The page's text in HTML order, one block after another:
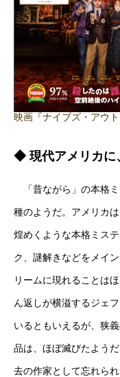
映画『ナイブズ・アウ
◆ 現代アメリカに
「昔ながら」の本格
種のようだ。アメリカ
煌めくような本格ミス
ク、謎解きなどをメイ
リームに現れることは
ん返しが横溢するジェ
いるともいえるが、狭
品は、ほぼ滅びたよう
去の作家として忘れられ